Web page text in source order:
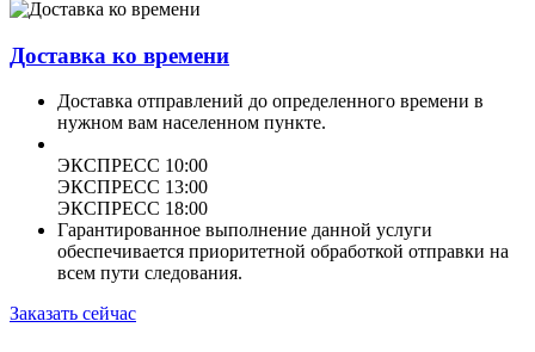
Доставка ко времени
Доставка отправлений до определенного времени в
нужном вам населенном пункте.
ЭКСПРЕСС 10:00
ЭКСПРЕСС 13:00
ЭКСПРЕСС 18:00
Гарантированное выполнение данной услуги
обеспечивается приоритетной обработкой отправки на
всем пути следования.
Заказать сейчас